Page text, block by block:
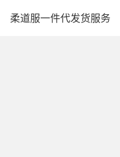
柔道服一件代发货服务